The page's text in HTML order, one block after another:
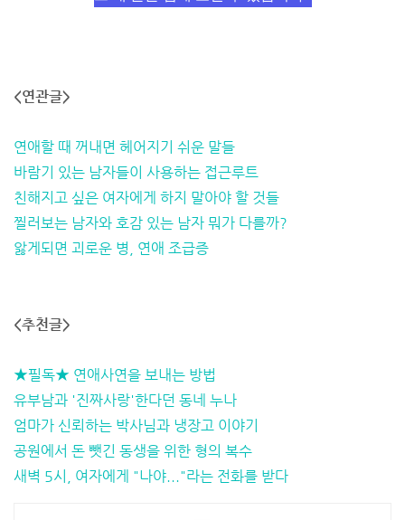
<연관글>
연애할 때 꺼내면 헤어지기 쉬운 말들
바람기 있는 남자들이 사용하는 접근루트
친해지고 싶은 여자에게 하지 말아야 할 것들
찔러보는 남자와 호감 있는 남자 뭐가 다를까?
앓게되면 괴로운 병, 연애 조급증
<추천글>
★필독★ 연애사연을 보내는 방법
유부남과 '진짜사랑'한다던 동네 누나
엄마가 신뢰하는 박사님과 냉장고 이야기
공원에서 돈 뺏긴 동생을 위한 형의 복수
새벽 5시, 여자에게 "나야..."라는 전화를 받다